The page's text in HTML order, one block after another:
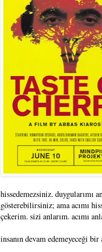
hissedemezsiniz. duygularımı
gösterebilirsiniz; ama acımı
çekerim. sizi anlarım. acımı
insanın devam edemeyeceği